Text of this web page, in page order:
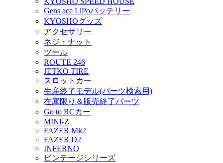
Gens ace LiPoバッテリー
KYOSHOグッズ
アクセサリー
ネジ・ナット
ツール
ROUTE 246
JETKO TIRE
スロットカー
生産終了モデル(パーツ検索用)
在庫限り＆販売終了パーツ
Go to RCカー
MINI-Z
FAZER Mk2
FAZER D2
INFERNO
ビンテージシリーズ